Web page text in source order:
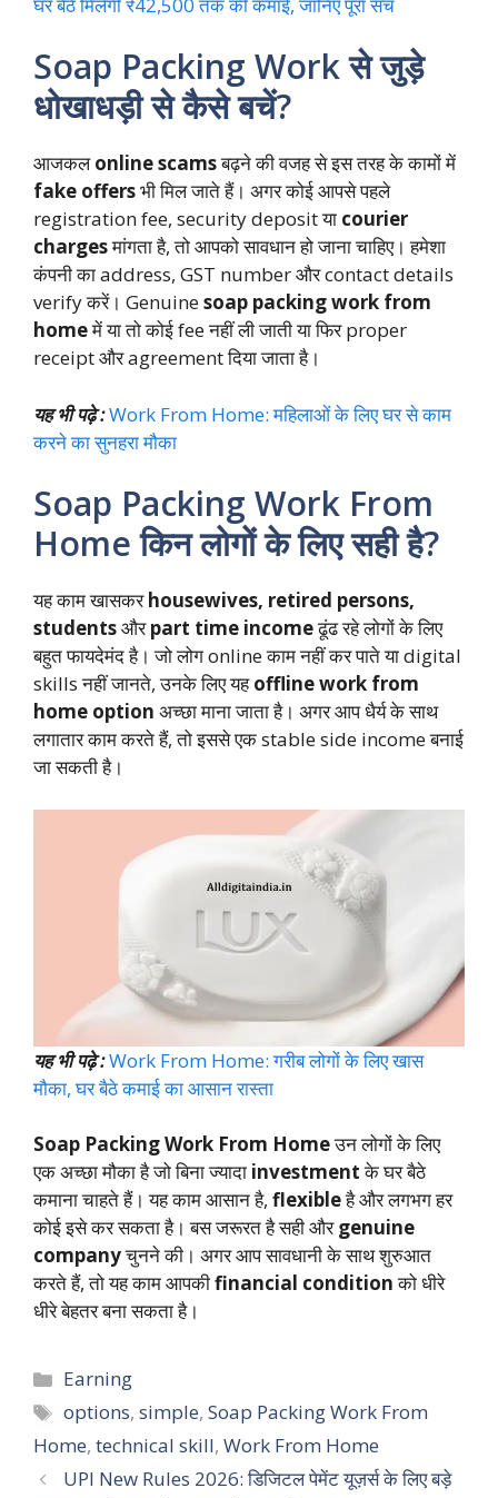
Soap Packing Work से जुड़े
धोखाधड़ी से कैसे बचें?
आजकलonline scamsबढ़ने की वजह से इस तरह के कामों में
fake offersभी मिल जाते हैं। अगर कोई आपसे पहले
registration fee, security deposit या courier
chargesमांगता है, तो आपको सावधान हो जाना चाहिए। हमेशा
कंपनी का address, GST number और contact details
verify करें। Genuinesoap packing work from
homeमें या तो कोई fee नहीं ली जाती या फिर proper
receipt और agreement दिया जाता है।
यह भी पढ़े :Work From Home: महिलाओं के लिए घर से काम
करने का सुनहरा मौका
Soap Packing Work From
Home किन लोगों के लिए सही है?
यह काम खासकरhousewives, retired persons,
studentsऔरpart time incomeढूंढ रहे लोगों के लिए
बहुत फायदेमंद है। जो लोग online काम नहीं कर पाते या digital
skills नहीं जानते, उनके लिए यहoffline work from
home option अच्छा माना जाता है। अगर आप धैर्य के साथ
लगातार काम करते हैं, तो इससे एक stable side income बनाई
जा सकती है।
यह भी पढ़े :Work From Home: गरीब लोगों के लिए खास
मौका, घर बैठे कमाई का आसान रास्ता
Soap Packing Work From Homeउन लोगों के लिए
एक अच्छा मौका है जो बिना ज्यादा investmentके घर बैठे
कमाना चाहते हैं। यह काम आसान है, flexibleहै और लगभग हर
कोई इसे कर सकता है। बस जरूरत है सही औरgenuine
companyचुनने की। अगर आप सावधानी के साथ शुरुआत
करते हैं, तो यह काम आपकीfinancial conditionको धीरे
धीरे बेहतर बना सकता है।
Categories
Earning
Tags
options,simple,Soap Packing Work From
Home, technical skill, Work From Home
UPI New Rules 2026: डिजिटल पेमेंट यूज़र्स के लिए बड़े